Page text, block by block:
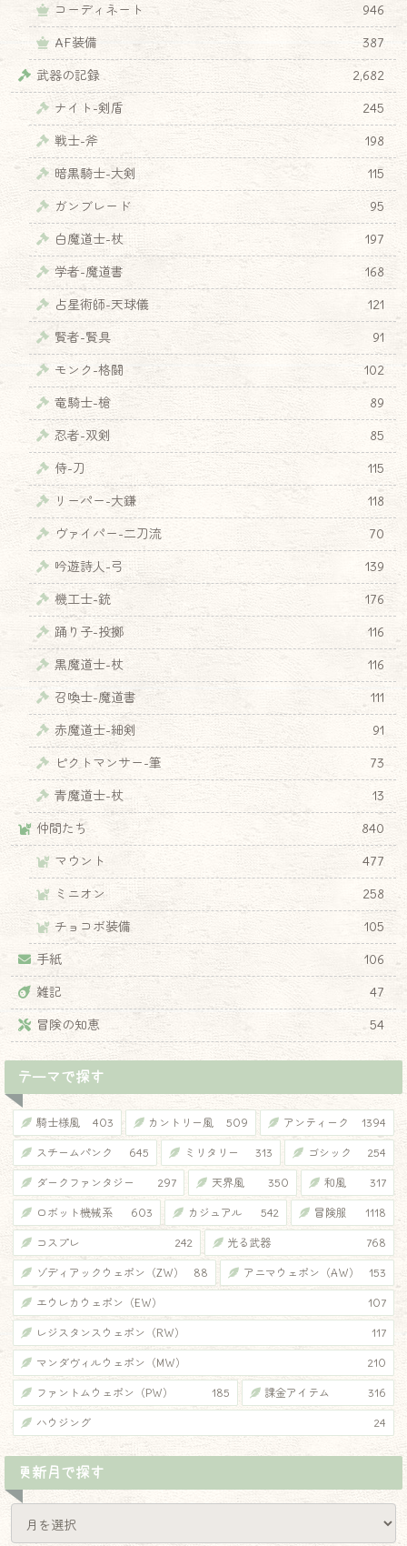
コーディネート
946
AF装備
387
武器の記録
2,682
ナイト-剣盾
245
戦士-斧
198
暗黒騎士-大剣
115
ガンブレード
95
白魔道士-杖
197
学者-魔道書
168
占星術師-天球儀
121
賢者-賢具
91
モンク-格闘
102
竜騎士-槍
89
忍者-双剣
85
侍-刀
115
リーパー-大鎌
118
ヴァイパー-二刀流
70
吟遊詩人-弓
139
機工士-銃
176
踊り子-投擲
116
黒魔道士-杖
116
召喚士-魔道書
111
赤魔道士-細剣
91
ピクトマンサー-筆
73
青魔道士-杖
13
仲間たち
840
マウント
477
ミニオン
258
チョコボ装備
105
手紙
106
雑記
47
冒険の知恵
54
テーマで探す
騎士様風 403 カントリー風 509 アンティーク 1394
スチームパンク 645 ミリタリー 313 ゴシック 254
ダークファンタジー 297 天界風 350 和風 317
ロボット機械系 603 カジュアル 542 冒険服 1118
コスプレ 242 光る武器 768
ゾディアックウェポン（ZW） 88 アニマウェポン（AW） 153
エウレカウェポン（EW） 107
レジスタンスウェポン（RW） 117
マンダヴィルウェポン（MW） 210
ファントムウェポン（PW） 185 課金アイテム 316
ハウジング 24
更新月で探す